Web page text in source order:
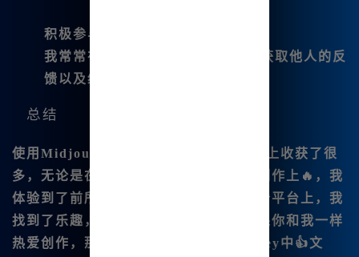
积极参与社区交流
我常常在社区内分享自己的作品，获取他人的反
馈以及经验，这让我不断进步。
总结
使用Midjourney中文版让我在创作道路上收获了很
多，无论是在绘画、音乐、🔥还是视频制作上🔥，我
体验到了前所未有的自由与创意。在这个平台上，我
找到了乐趣，也提升了自己的技能。如果你和我一样
热爱创作，那么不妨尝试一下Midjourney中👍文